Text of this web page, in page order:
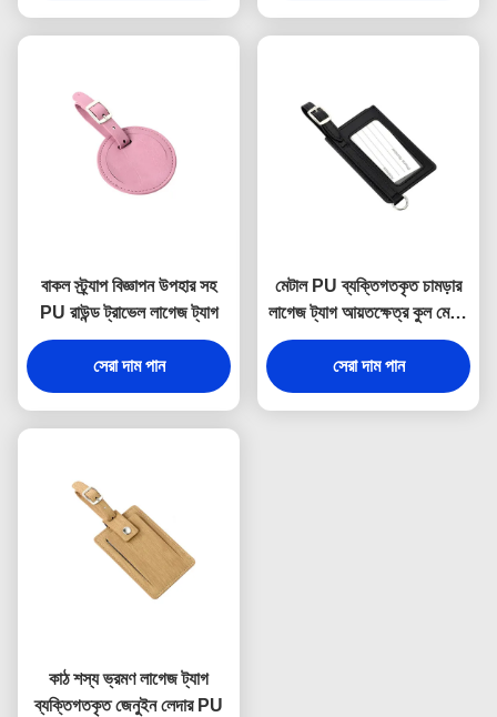
বাকল স্ট্র্যাপ বিজ্ঞাপন উপহার সহ
PU রাউন্ড ট্রাভেল লাগেজ ট্যাগ
সেরা দাম পান
মেটাল PU ব্যক্তিগতকৃত চামড়ার
লাগেজ ট্যাগ আয়তক্ষেত্র কুল মেটাল
লাগেজ ট্যাগ
সেরা দাম পান
কাঠ শস্য ভ্রমণ লাগেজ ট্যাগ
ব্যক্তিগতকৃত জেনুইন লেদার PU